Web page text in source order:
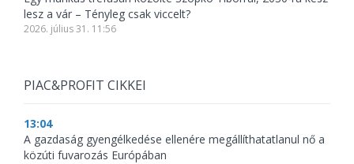
lesz a vár – Tényleg csak viccelt?
2026. július 31. 11:56
PIAC&PROFIT CIKKEI
13:04
A gazdaság gyengélkedése ellenére megállíthatatlanul nő a
közúti fuvarozás Európában